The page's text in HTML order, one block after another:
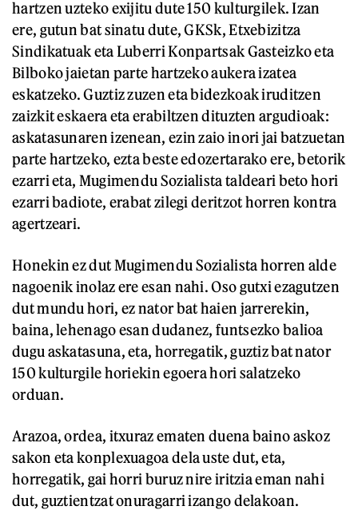
hartzen uzteko exijitu dute 150 kulturgilek. Izan
ere, gutun bat sinatu dute, GKSk, Etxebizitza
Sindikatuak eta Luberri Konpartsak Gasteizko eta
Bilboko jaietan parte hartzeko aukera izatea
eskatzeko. Guztiz zuzen eta bidezkoak iruditzen
zaizkit eskaera eta erabiltzen dituzten argudioak:
askatasunaren izenean, ezin zaio inori jai batzuetan
parte hartzeko, ezta beste edozertarako ere, betorik
ezarri eta, Mugimendu Sozialista taldeari beto hori
ezarri badiote, erabat zilegi deritzot horren kontra
agertzeari.
Honekin ez dut Mugimendu Sozialista horren alde
nagoenik inolaz ere esan nahi. Oso gutxi ezagutzen
dut mundu hori, ez nator bat haien jarrerekin,
baina, lehenago esan dudanez, funtsezko balioa
dugu askatasuna, eta, horregatik, guztiz bat nator
150 kulturgile horiekin egoera hori salatzeko
orduan.
Arazoa, ordea, itxuraz ematen duena baino askoz
sakon eta konplexuagoa dela uste dut, eta,
horregatik, gai horri buruz nire iritzia eman nahi
dut, guztientzat onuragarri izango delakoan.